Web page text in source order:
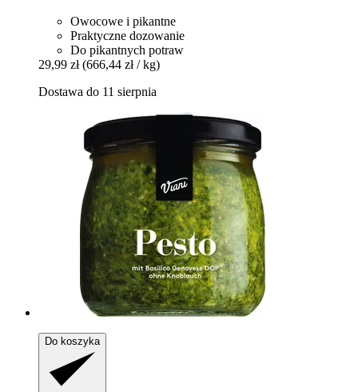
Owocowe i pikantne
Praktyczne dozowanie
Do pikantnych potraw
29,99 zł (666,44 zł / kg)
Dostawa do 11 sierpnia
Do koszyka